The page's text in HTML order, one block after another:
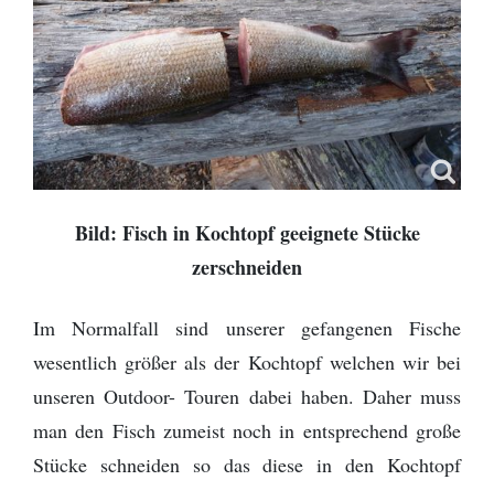
Bild: Fisch in Kochtopf geeignete Stücke
zerschneiden
Im Normalfall sind unserer gefangenen Fische
wesentlich größer als der Kochtopf welchen wir bei
unseren Outdoor- Touren dabei haben. Daher muss
man den Fisch zumeist noch in entsprechend große
Stücke schneiden so das diese in den Kochtopf